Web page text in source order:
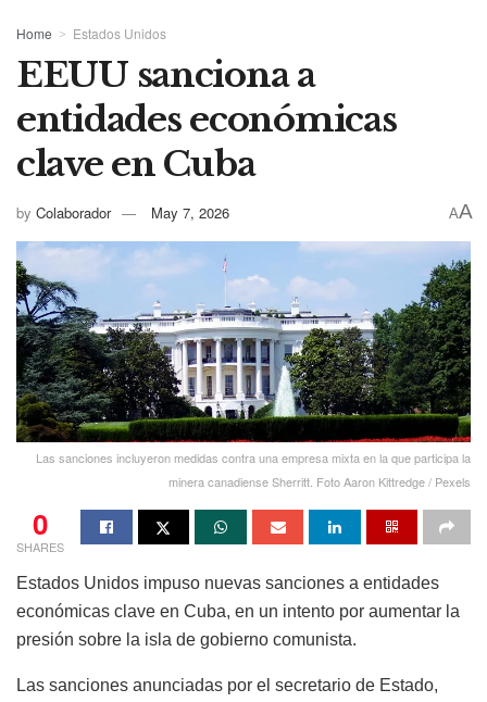
Home Estados Unidos
EEUU sanciona a
entidades económicas
clave en Cuba
by Colaborador May 7, 2026 AA
Las sanciones incluyeron medidas contra una empresa mixta en la que participa la
minera canadiense Sherritt. Foto Aaron Kittredge / Pexels
0
SHARES
Estados Unidos impuso nuevas sanciones a entidades
económicas clave en Cuba, en un intento por aumentar la
presión sobre la isla de gobierno comunista.
Las sanciones anunciadas por el secretario de Estado,